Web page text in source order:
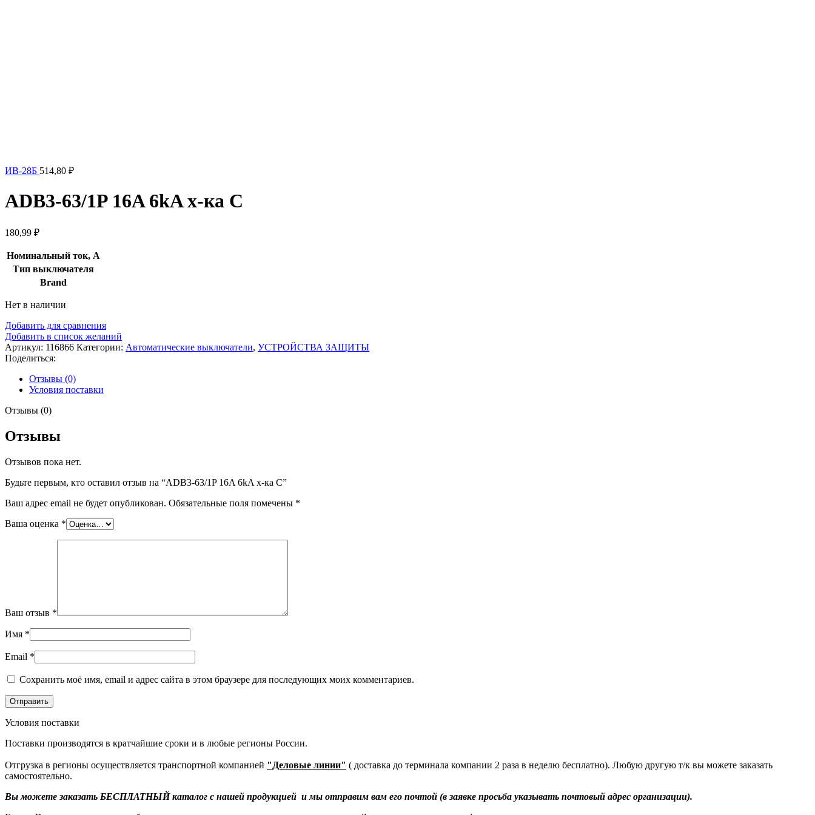
ИВ-28Б 514,80 ₽
ADB3-63/1P 16A 6kA х-ка C
180,99 ₽
Номинальный ток, А
Тип выключателя
Brand
Нет в наличии
Добавить для сравнения
Добавить в список желаний
Артикул: 116866 Категории: Автоматические выключатели, УСТРОЙСТВА ЗАЩИТЫ
Поделиться:
Отзывы (0)
Условия поставки
Отзывы (0)
Отзывы
Отзывов пока нет.
Будьте первым, кто оставил отзыв на “ADB3-63/1P 16A 6kA х-ка C”
Ваш адрес email не будет опубликован. Обязательные поля помечены *
Ваша оценка *
Ваш отзыв *
Имя *
Email *
Сохранить моё имя, email и адрес сайта в этом браузере для последующих моих комментариев.
Условия поставки
Поставки производятся в кратчайшие сроки и в любые регионы России.
Отгрузка в регионы осуществляется транспортной компанией "Деловые линии" ( доставка до терминала компании 2 раза в неделю бесплатно). Любую другую т/к вы можете заказать
самостоятельно.
Вы можете заказать БЕСПЛАТНЫЙ каталог с нашей продукцией и мы отправим вам его почтой (в заявке просьба указывать почтовый адрес организации).